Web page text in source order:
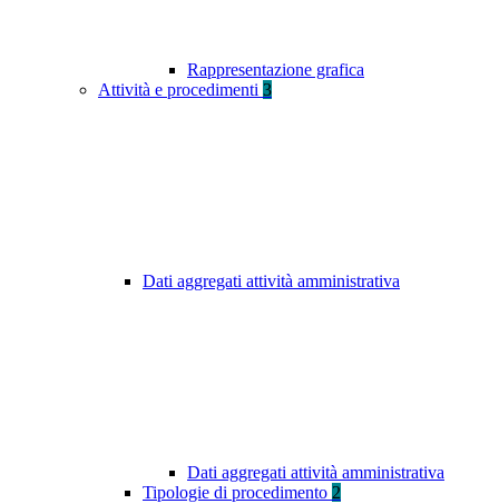
Rappresentazione grafica
Attività e procedimenti 3
Dati aggregati attività amministrativa
Dati aggregati attività amministrativa
Tipologie di procedimento 2